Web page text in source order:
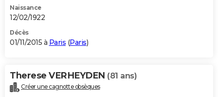
Naissance
12/02/1922
Décès
01/11/2015 à Paris (Paris)
Therese VERHEYDEN (81 ans)
Créer une cagnotte obsèques